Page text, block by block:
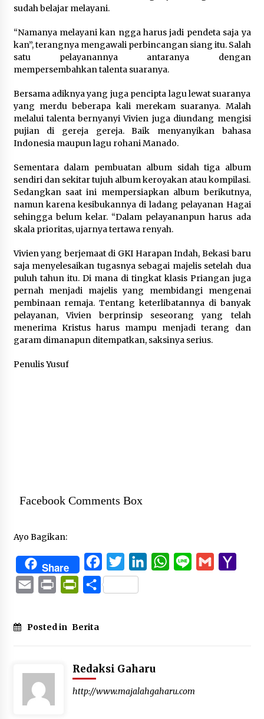
sudah belajar melayani.
“Namanya melayani kan ngga harus jadi pendeta saja ya
kan”, terangnya mengawali perbincangan siang itu. Salah
satu pelayanannya antaranya dengan
mempersembahkan talenta suaranya.
Bersama adiknya yang juga pencipta lagu lewat suaranya
yang merdu beberapa kali merekam suaranya. Malah
melalui talenta bernyanyi Vivien juga diundang mengisi
pujian di gereja gereja. Baik menyanyikan bahasa
Indonesia maupun lagu rohani Manado.
Sementara dalam pembuatan album sidah tiga album
sendiri dan sekitar tujuh album keroyakan atau kompilasi.
Sedangkan saat ini mempersiapkan album berikutnya,
namun karena kesibukannya di ladang pelayanan Hagai
sehingga belum kelar. “Dalam pelayananpun harus ada
skala prioritas, ujarnya tertawa renyah.
Vivien yang berjemaat di GKI Harapan Indah, Bekasi baru
saja menyelesaikan tugasnya sebagai majelis setelah dua
puluh tahun itu. Di mana di tingkat klasis Priangan juga
pernah menjadi majelis yang membidangi mengenai
pembinaan remaja. Tentang keterlibatannya di banyak
pelayanan, Vivien berprinsip seseorang yang telah
menerima Kristus harus mampu menjadi terang dan
garam dimanapun ditempatkan, saksinya serius.
Penulis Yusuf
Facebook Comments Box
Ayo Bagikan:
Share FacebookTwitterLinkedInWhatsApp
Line Gmail
Email Print PrintFriendly
Share
Posted in Berita
Redaksi Gaharu
http://www.majalahgaharu.com